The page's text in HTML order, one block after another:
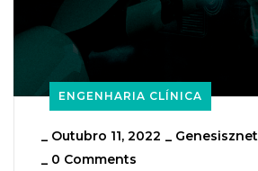
ENGENHARIA CLÍNICA
Outubro 11, 2022
Genesisznet
0 Comments